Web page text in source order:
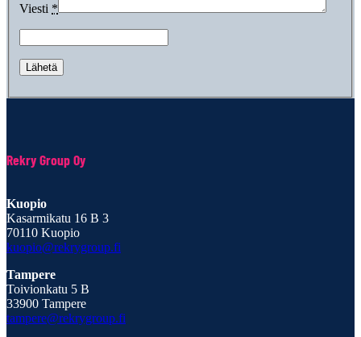
Viesti *
Rekry Group Oy
Kuopio
Kasarmikatu 16 B 3
70110 Kuopio
kuopio@rekrygroup.fi
Tampere
Toivionkatu 5 B
33900 Tampere
tampere@rekrygroup.fi